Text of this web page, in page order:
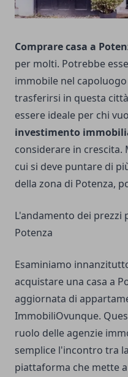
Comprare casa a
per molti. Potrebbe
immobile nel
trasferirsi in questa
essere ideale per chi
investimento
considerare in crescita.
cui si deve puntare di
della zona di Potenza,
L'andamento dei prezzi
Potenza
Esaminiamo
acquistare una casa a
aggiornata di
ImmobiliOvunque.
ruolo delle agenzie
semplice l'incontro tra
piattaforma che mette